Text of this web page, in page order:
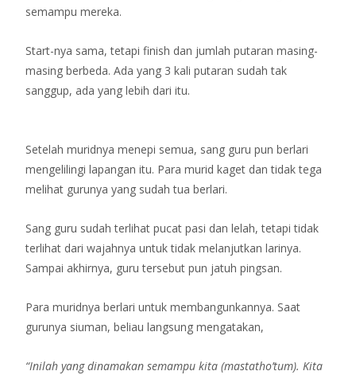
semampu mereka.
Start-nya sama, tetapi finish dan jumlah putaran masing-
masing berbeda. Ada yang 3 kali putaran sudah tak
sanggup, ada yang lebih dari itu.
Setelah muridnya menepi semua, sang guru pun berlari
mengelilingi lapangan itu. Para murid kaget dan tidak tega
melihat gurunya yang sudah tua berlari.
Sang guru sudah terlihat pucat pasi dan lelah, tetapi tidak
terlihat dari wajahnya untuk tidak melanjutkan larinya.
Sampai akhirnya, guru tersebut pun jatuh pingsan.
Para muridnya berlari untuk membangunkannya. Saat
gurunya siuman, beliau langsung mengatakan,
“Inilah yang dinamakan semampu kita (mastatho’tum). Kita